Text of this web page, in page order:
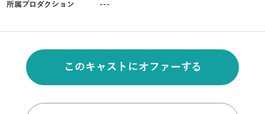
所属プロダクション ---
このキャストにオファーする